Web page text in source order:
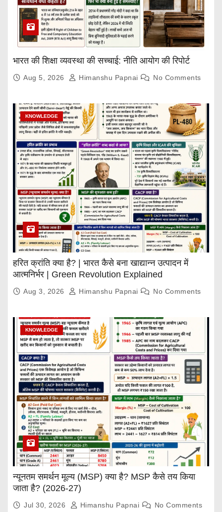
भारत की शिक्षा व्यवस्था की सच्चाई: नीति आयोग की रिपोर्ट
Aug 5, 2026 Himanshu Papnai No Comments
KNOWLEDGE
हरित क्रांति क्या है? | भारत कैसे बना खाद्यान्न उत्पादन में
आत्मनिर्भर | Green Revolution Explained
Aug 3, 2026 Himanshu Papnai No Comments
KNOWLEDGE
न्यूनतम समर्थन मूल्य (MSP) क्या है? MSP कैसे तय किया
जाता है? (2026-27)
Jul 30, 2026 Himanshu Papnai No Comments